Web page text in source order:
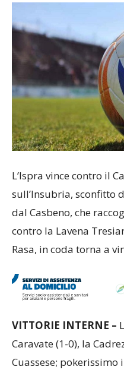
L’Ispra vince contro il
sull’Insubria, sconfitto
dal Casbeno, che
contro la Lavena
Rasa, in coda torna a
VITTORIE INTERNE –
Caravate (1-0), la
Cuassese; pokerissimo